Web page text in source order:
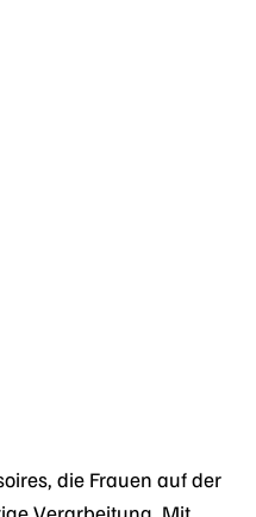
die Frauen auf der
Verarbeitung. Mit